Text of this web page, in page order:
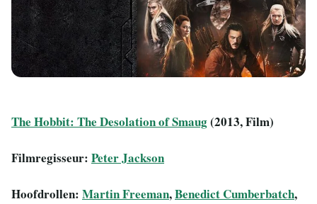
The Hobbit: The Desolation of Smaug(2013, Film)
Filmregisseur: Peter Jackson
Hoofdrollen: Martin Freeman,Benedict Cumberbatch,